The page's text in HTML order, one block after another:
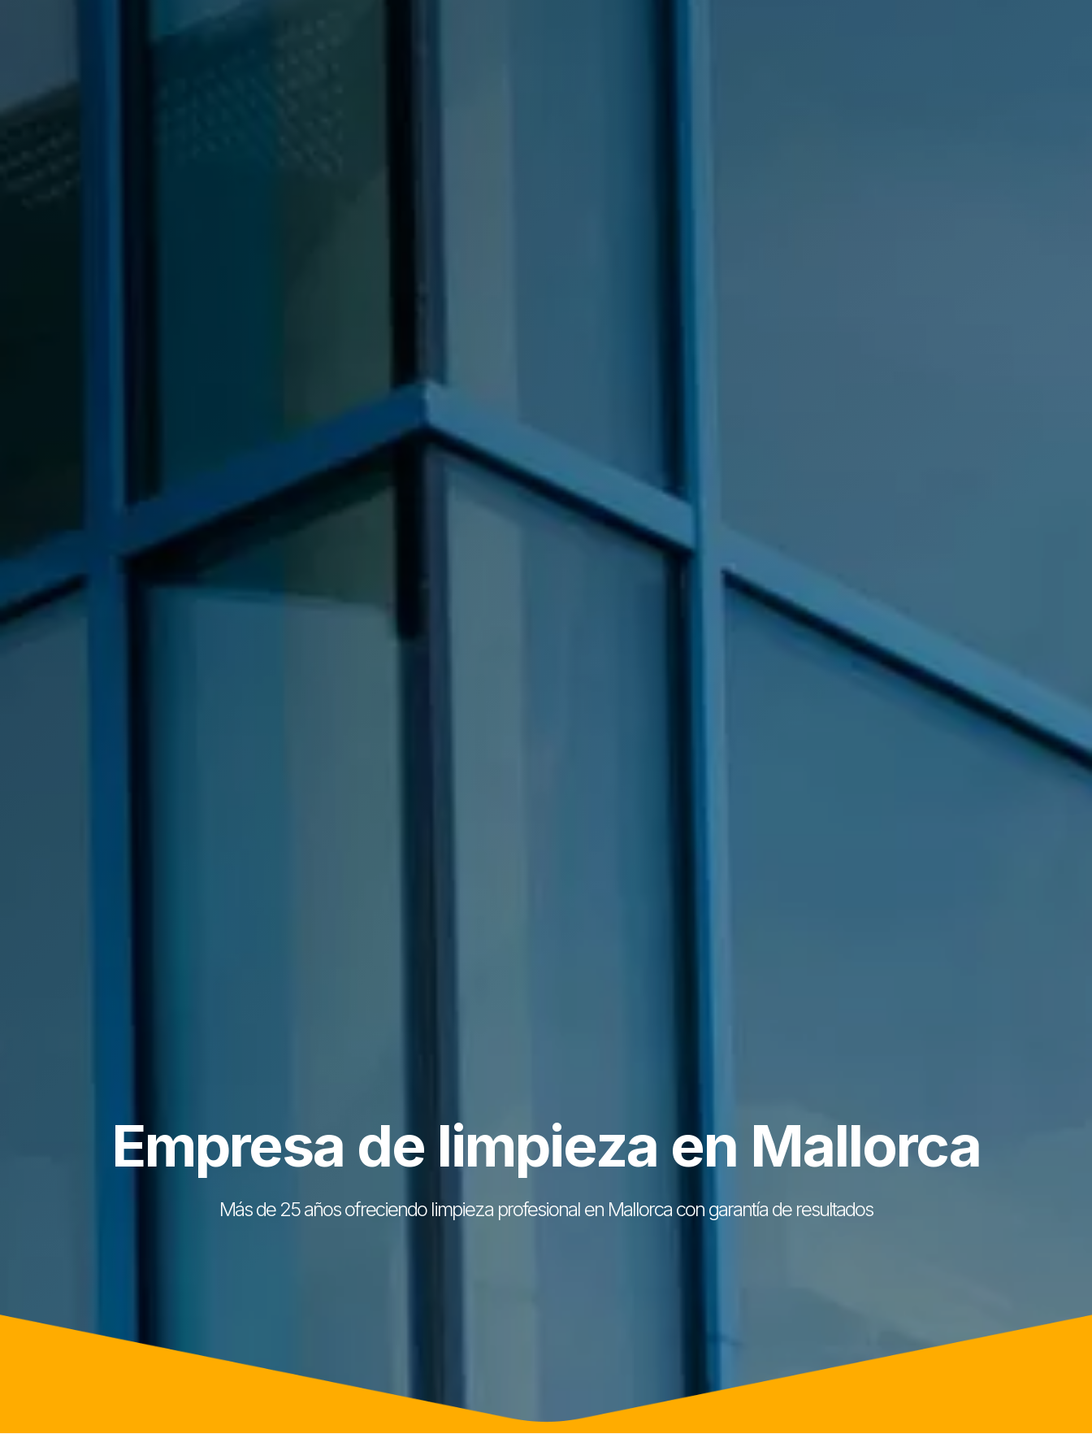
Empresa de limpieza en Mallorca
Más de 25 años ofreciendo limpieza profesional en Mallorca con garantía de resultados